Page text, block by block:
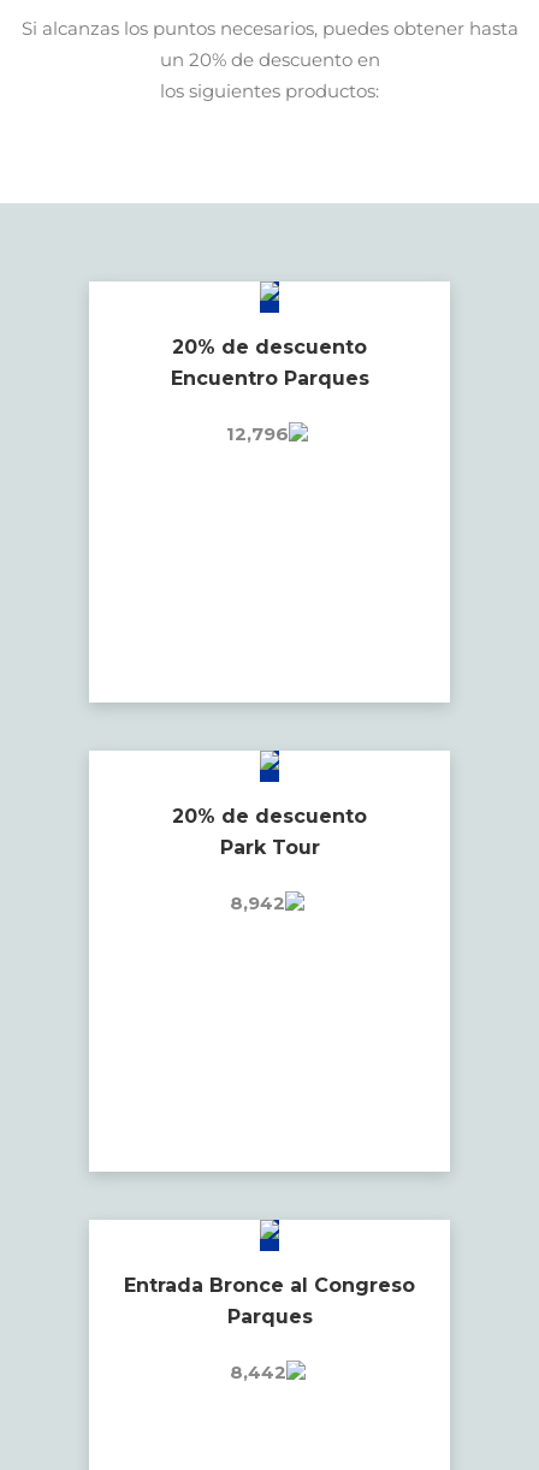
Si alcanzas los puntos necesarios, puedes obtener hasta
un 20% de descuento en
los siguientes productos:
20% de descuento
Encuentro Parques
12,796
20% de descuento
Park Tour
8,942
Entrada Bronce al Congreso
Parques
8,442